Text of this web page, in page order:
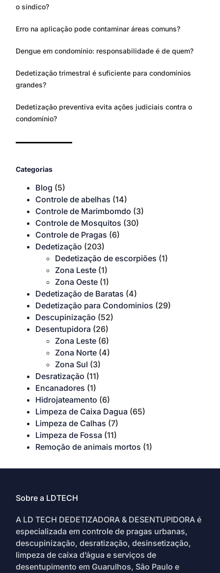
o síndico?
Erro na aplicação pode contaminar áreas comuns?
Dengue em condomínio: responsabilidade é de quem?
Dedetização trimestral é suficiente para condomínios
grandes?
Dedetização preventiva evita ações judiciais contra o
condomínio?
Categorias
Blog (5)
Controle de abelhas (14)
Controle de Marimbomdo (3)
Controle de Mosquitos (30)
Controle de Pragas (6)
Dedetização (203)
Dedetização de escorpiões (1)
Zona Leste (1)
Zona Oeste (1)
Dedetização de Baratas (4)
Dedetização para Condominios (29)
Descupinização (52)
Desentupidora (26)
Zona Leste (6)
Zona Norte (4)
Zona Sul (3)
Desratização (11)
Encanadores (1)
Hidrojateamento (6)
Limpeza de Caixa Dagua (65)
Limpeza de Calhas (7)
Limpeza de Fossa (11)
Remoção de animais mortos (1)
Sobre a LDTECH
A LD TECH DEDETIZADORA & DESENTUPIDORA é
especializada em controle de pragas urbanas,
descupinização, desratização, desinsetização,
limpeza de caixa d’água e serviços de
desentupimento em Guarulhos, São Paulo e